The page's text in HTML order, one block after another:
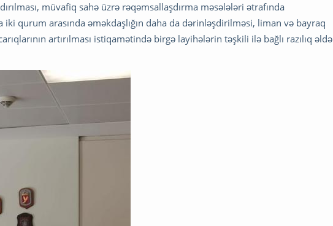
müvafiq sahə üzrə rəqəmsallaşdırma məsələləri ətrafında
iki qurum arasında əməkdaşlığın daha da dərinləşdirilməsi, liman və bayraq
artırılması istiqamətində birgə layihələrin təşkili ilə bağlı razılıq əldə